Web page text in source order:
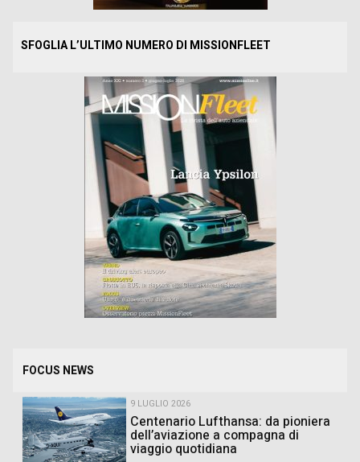
SFOGLIA L’ULTIMO NUMERO DI MISSIONFLEET
FOCUS NEWS
9 LUGLIO 2026
Centenario Lufthansa: da pioniera
dell’aviazione a compagna di
viaggio quotidiana